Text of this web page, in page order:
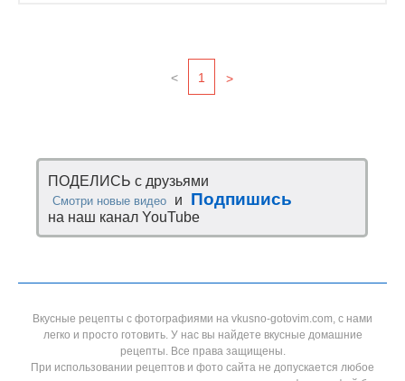
< 1 >
ПОДЕЛИСЬ с друзьями
Смотри новые видео и Подпишись
на наш канал YouTube
Вкусные рецепты с фотографиями на vkusno-gotovim.com, с нами
легко и просто готовить. У нас вы найдете вкусные домашние
рецепты. Все права защищены.
При использовании рецептов и фото сайта не допускается любое